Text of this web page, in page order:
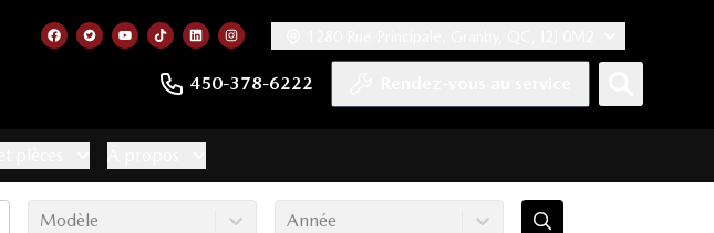
450-378-6222
Lien vers notre page facebook
Lien vers notre compte Twitter
Lien vers notre chaîne YouTube
Lien vers notre compte Tiktok
Lien vers notre compte LinkedIn
Lien vers notre compte Instagram
Modèle Année